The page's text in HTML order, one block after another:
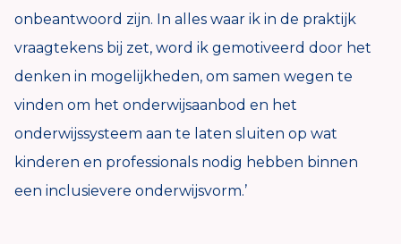
onbeantwoord zijn. In alles waar ik in de praktijk
vraagtekens bij zet, word ik gemotiveerd door het
denken in mogelijkheden, om samen wegen te
vinden om het onderwijsaanbod en het
onderwijssysteem aan te laten sluiten op wat
kinderen en professionals nodig hebben binnen
een inclusievere onderwijsvorm.’